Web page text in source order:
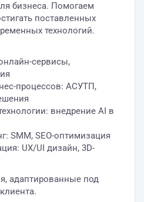
бизнеса. Помогаем
поставленных
технологий.
сервисы,
процессов: АСУТП,
внедрение AI в
SMM, SEO-оптимизация
UX/UI дизайн, 3D-
адаптированные под